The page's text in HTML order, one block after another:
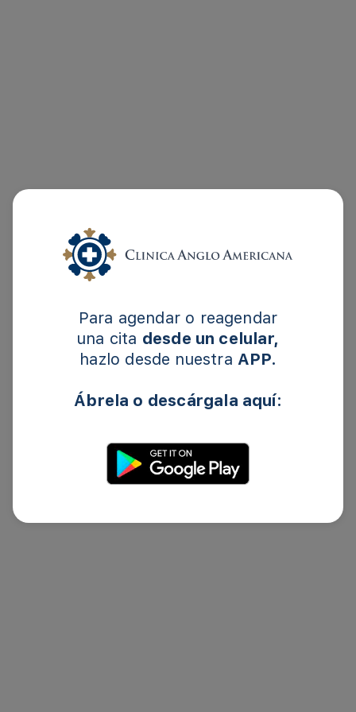
Para agendar o reagendar
una cita desde un celular,
hazlo desde nuestra APP.
Ábrela o descárgala aquí: